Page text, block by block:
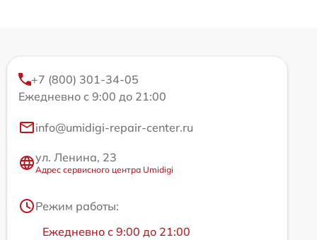
+7 (800) 301-34-05
Ежедневно с 9:00 до 21:00
info@umidigi-repair-center.ru
ул. Ленина, 23
Адрес сервисного центра Umidigi
Режим работы:
Ежедневно с 9:00 до 21:00